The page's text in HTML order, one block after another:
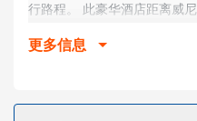
行路程。 此豪华酒店距离威
客房
途中找到家的舒适。提供免
更多信息